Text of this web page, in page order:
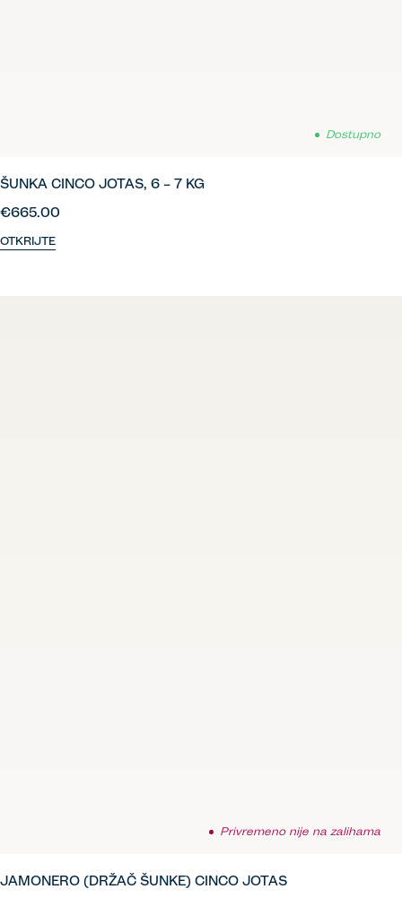
Dostupno
ŠUNKA CINCO JOTAS, 6 – 7 KG
€665.00
OTKRIJTE
Privremeno nije na zalihama
JAMONERO (DRŽAČ ŠUNKE) CINCO JOTAS